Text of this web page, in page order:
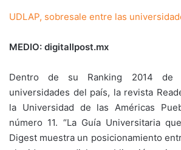
UDLAP, sobresale entre las
MEDIO: digitallpost.mx
Dentro de su Ranking 2014 de
universidades del país, la revista
la Universidad de las Américas
número 11. “La Guía Universitaria
Digest muestra un posicionamiento